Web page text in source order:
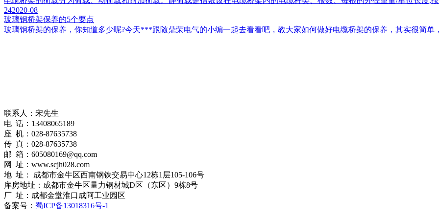
242020-08
玻璃钢桥架保养的5个要点
玻璃钢桥架的保养，你知道多少呢?今天***跟随鼎荣电气的小编一起去看看吧，教大家如何做好电缆桥架的保养，其实很
联系人：宋先生
电 话：13408065189
座 机：028-87635738
传 真：028-87635738
邮 箱：605080169@qq.com
网 址：www.scjh028.com
地 址： 成都市金牛区西南钢铁交易中心12栋1层105-106号
库房地址：成都市金牛区量力钢材城D区（东区）9栋8号
厂 址：成都金堂淮口成阿工业园区
备案号： 蜀ICP备13018316号-1